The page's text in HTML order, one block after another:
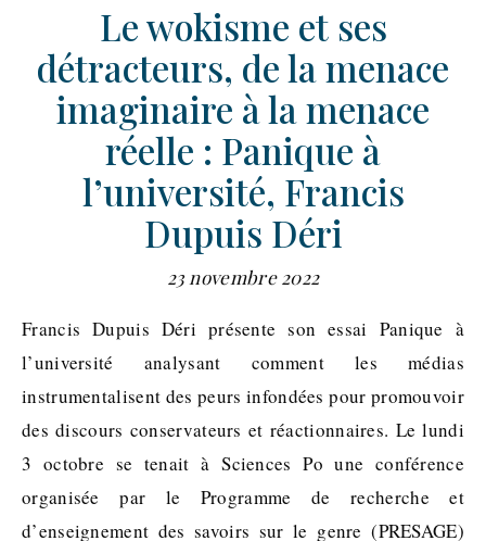
Le wokisme et ses
détracteurs, de la menace
imaginaire à la menace
réelle : Panique à
l’université, Francis
Dupuis Déri
23 novembre 2022
Francis Dupuis Déri présente son essai Panique à
l’université analysant comment les médias
instrumentalisent des peurs infondées pour promouvoir
des discours conservateurs et réactionnaires. Le lundi
3 octobre se tenait à Sciences Po une conférence
organisée par le Programme de recherche et
d’enseignement des savoirs sur le genre (PRESAGE)